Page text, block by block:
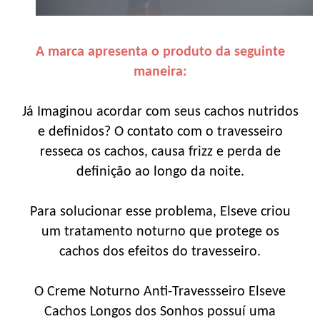
A marca apresenta o produto da seguinte
maneira:
Já Imaginou acordar com seus cachos nutridos
e definidos? O contato com o travesseiro
resseca os cachos, causa frizz e perda de
definição ao longo da noite.
Para solucionar esse problema, Elseve criou
um tratamento noturno que protege os
cachos dos efeitos do travesseiro.
O Creme Noturno Anti-Travessseiro Elseve
Cachos Longos dos Sonhos possuí uma